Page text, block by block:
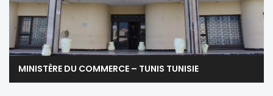
MINISTÈRE DU COMMERCE – TUNIS TUNISIE